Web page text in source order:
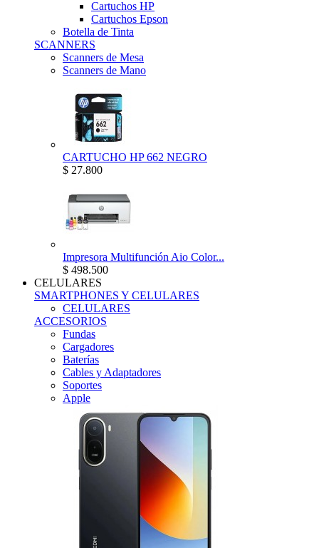
Cartuchos HP
Cartuchos Epson
Botella de Tinta
SCANNERS
Scanners de Mesa
Scanners de Mano
CARTUCHO HP 662 NEGRO
$ 27.800
Impresora Multifunción Aio Color...
$ 498.500
CELULARES
SMARTPHONES Y CELULARES
CELULARES
ACCESORIOS
Fundas
Cargadores
Baterías
Cables y Adaptadores
Soportes
Apple